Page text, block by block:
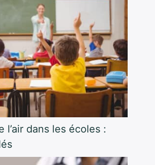
l’air dans les écoles :